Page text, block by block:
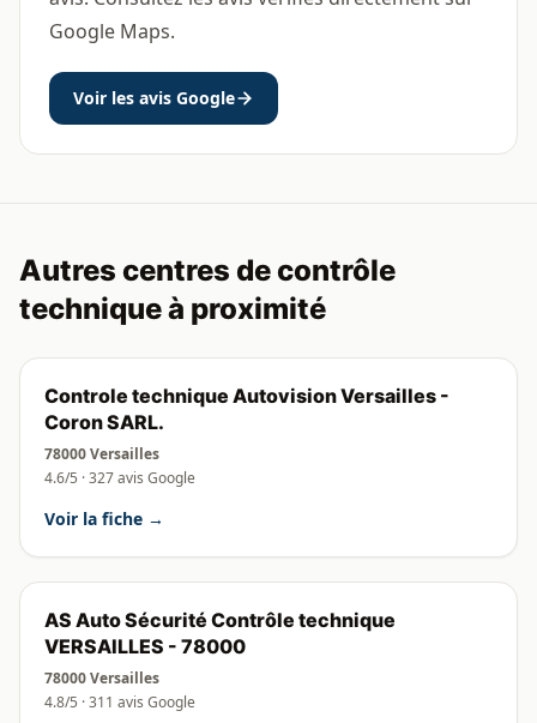
Google Maps.
Voir les avis Google
Autres centres de contrôle
technique à proximité
Controle technique Autovision Versailles -
Coron SARL.
78000 Versailles
4.6/5 · 327 avis Google
Voir la fiche →
AS Auto Sécurité Contrôle technique
VERSAILLES - 78000
78000 Versailles
4.8/5 · 311 avis Google